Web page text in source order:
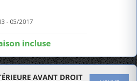
- 05/2017
incluse
AVANT DROIT